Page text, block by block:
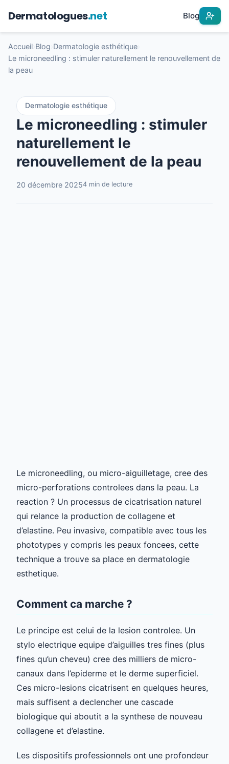
Dermatologues.net Blog
Accueil Blog Dermatologie esthétique
Le microneedling : stimuler naturellement le renouvellement de
la peau
Dermatologie esthétique
Le microneedling : stimuler
naturellement le
renouvellement de la peau
20 décembre 20254 min de lecture
Le microneedling, ou micro-aiguilletage, cree des
micro-perforations controlees dans la peau. La
reaction ? Un processus de cicatrisation naturel
qui relance la production de collagene et
d’elastine. Peu invasive, compatible avec tous les
phototypes y compris les peaux foncees, cette
technique a trouve sa place en dermatologie
esthetique.
Comment ca marche ?
Le principe est celui de la lesion controlee. Un
stylo electrique equipe d’aiguilles tres fines (plus
fines qu’un cheveu) cree des milliers de micro-
canaux dans l’epiderme et le derme superficiel.
Ces micro-lesions cicatrisent en quelques heures,
mais suffisent a declencher une cascade
biologique qui aboutit a la synthese de nouveau
collagene et d’elastine.
Les dispositifs professionnels ont une profondeur